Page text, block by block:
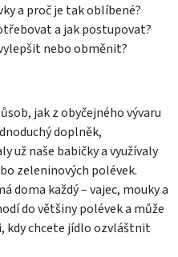
a proč je tak oblíbené?
a jak postupovat?
nebo obměnit?
jak z obyčejného vývaru
doplněk,
už naše babičky a využívaly
zeleninových polévek.
doma každý – vajec, mouky a
do většiny polévek a může
kdy chcete jídlo ozvláštnit